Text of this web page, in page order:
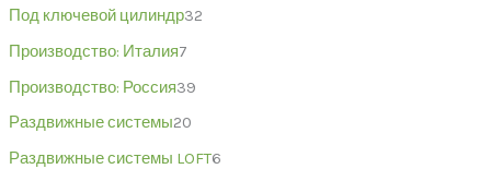
Под ключевой цилиндр32
Производство: Италия7
Производство: Россия39
Раздвижные системы20
Раздвижные системы LOFT6